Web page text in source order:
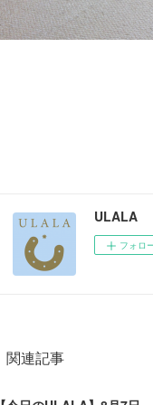
ULALA
フォロ
関連記事